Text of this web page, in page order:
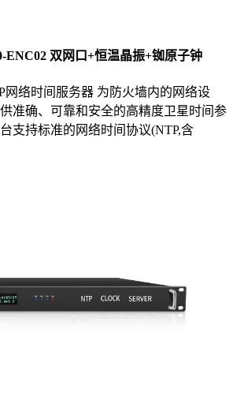
ENC02 双网口+恒温晶振+铷原子钟
网络时间服务器 为防火墙内的网络设
准确、可靠和安全的高精度卫星时间参
支持标准的网络时间协议(NTP,含